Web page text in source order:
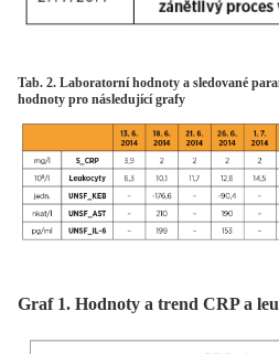
Tab. 2. Laboratorní hodnoty a sledované
hodnoty pro následující grafy
Graf 1. Hodnoty a trend CRP a